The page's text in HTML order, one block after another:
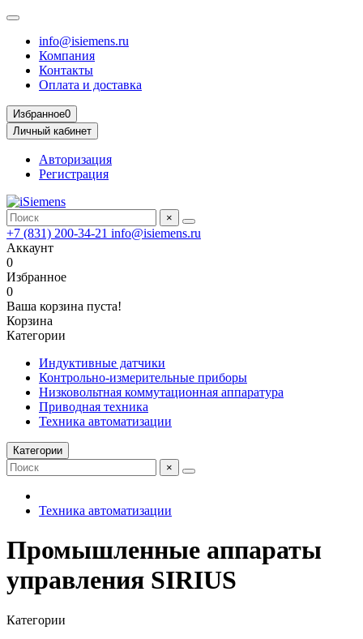
info@isiemens.ru
Компания
Контакты
Оплата и доставка
Избранное0
Личный кабинет
Авторизация
Регистрация
×
+7 (831) 200-34-21 info@isiemens.ru
Аккаунт
0
Избранное
0
Ваша корзина пуста!
Корзина
Категории
Индуктивные датчики
Контрольно-измерительные приборы
Низковольтная коммутационная аппаратура
Приводная техника
Техника автоматизации
Категории
×
Техника автоматизации
Промышленные аппараты
управления SIRIUS
Категории